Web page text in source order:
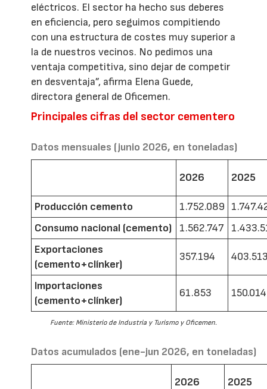
eléctricos. El sector ha hecho sus deberes
en eficiencia, pero seguimos compitiendo
con una estructura de costes muy superior a
la de nuestros vecinos. No pedimos una
ventaja competitiva, sino dejar de competir
en desventaja”, afirma Elena Guede,
directora general de Oficemen.
Principales cifras del sector cementero
Datos mensuales (junio 2026, en toneladas)
2026 2025
Producción cemento 1.752.089
Consumo nacional (cemento)
1.562.747
Exportaciones
(cemento+clínker)
357.194
Importaciones
(cemento+clínker)
61.853 150.014
Fuente: Ministerio de Industria y Turismo y Oficemen.
Datos acumulados (ene-jun 2026, en toneladas)
2026 2025